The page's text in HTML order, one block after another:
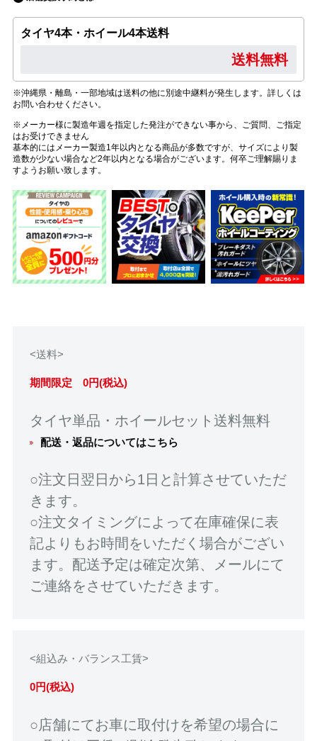
タイヤ4本・ホイール4本送料
送料無料
※沖縄県・離島・一部地域は送料の他に別途中継料が発生します。詳しくは
お問い合わせください。
※メーカー様に製造年週を指定した発注ができない事から、ご質問、ご指定
はお受けできません
基本的にはメーカー製造1年以内となる商品が多数ですが、サイズにより製
造数が少ない場合など2年以内となる場合がございます。何卒ご理解賜りま
すようお願い致します。
<送料>
期間限定 0円(税込)
タイヤ単品・ホイールセット送料無料
配送・返品についてはこちら
○注文日翌日から1日と計算させていただ
きます。
○注文タイミングによって在庫確保に表
記よりもお時間をいただく場合がござい
ます。配送予定は確定次第、メールにて
ご連絡をさせていただきます。
<組込み・バランス工賃>
0円(税込)
○店舗にてお車に取付けを希望の場合に